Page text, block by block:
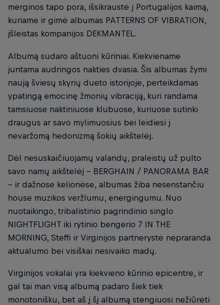
merginos tapo pora, išsikraustė į Portugalijos kaimą,
kuriame ir gimė albumas PATTERNS OF VIBRATION,
įšleistas kompanijos DEKMANTEL.
Albumą sudaro aštuoni kūriniai. Kiekviename
juntama audringos nakties dvasia. Šis albumas žymi
naują šviesų skyrių dueto istorijoje, perteikdamas
ypatingą emocinę žmonių vibraciją, kuri randama
tamsiuose naktiniuose klubuose, kuriuose sutinki
draugus ar savo mylimuosius bei leidiesi į
nevaržomą hedonizmą šokių aikštelėj.
Dėl nesuskaičiuojamų valandų, praleistų už pulto
savo namų aikštelėj – BERGHAIN / PANORAMA BAR
– ir dažnose kelionėse, albumas žiba nesenstančiu
house muzikos veržlumu, energingumu. Nuo
nuotaikingo, tribalistinio pagrindinio singlo
NIGHTFLIGHT iki rytinio bengerio 7 IN THE
MORNING, Steffi ir Virginijos partnerystė nepraranda
aktualumo bei visiškai nesivaiko madų.
Virginijos vokalai yra kiekvieno kūrinio epicentre, ir
gal tai man visą albumą padaro šiek tiek
monotonišku, bet aš į šį albumą stengiuosi nežiūrėti